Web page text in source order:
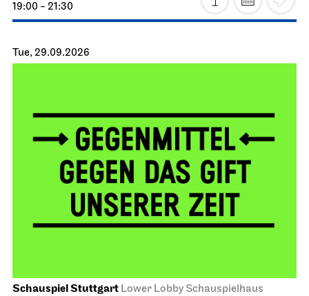
19:00 - 21:30
Tue, 29.09.2026
Schauspiel Stuttgart Lower Lobby Schauspielhaus